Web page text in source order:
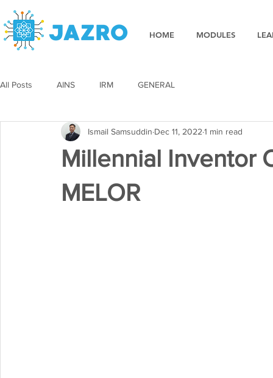
HOME MODULES
All Posts AINS IRM GENERAL
Millennial Inventor
MELOR
Ismail Samsuddin Dec 11, 2022 1 min read